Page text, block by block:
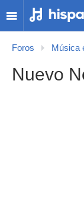
Foros Música
Nuevo